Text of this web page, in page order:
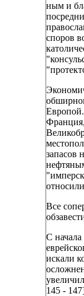
ным и
споров
Франция,
запасов
Все
С
искали
145 -